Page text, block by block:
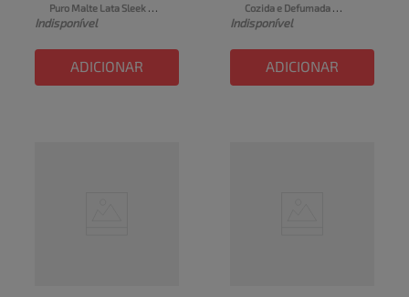
Puro Malte Lata Sleek
350ml
Indisponível
ADICIONAR
Cozida e Defumada
Perdigão kg
Indisponível
ADICIONAR